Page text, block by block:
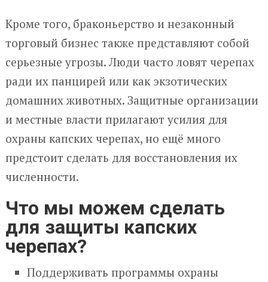
Кроме того, браконьерство и незаконный
торговый бизнес также представляют собой
серьезные угрозы. Люди часто ловят черепах
ради их панцирей или как экзотических
домашних животных. Защитные организации
и местные власти прилагают усилия для
охраны капских черепах, но ещё много
предстоит сделать для восстановления их
численности.
Что мы можем сделать
для защиты капских
черепах?
Поддерживать программы охраны